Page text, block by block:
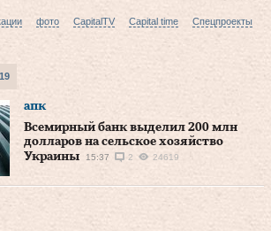
фото CapitalTV Capital time
Спецпроекты
апк
Всемирный банк выделил 200 млн
долларов на сельское хозяйство
Украины
15:37 2 24619